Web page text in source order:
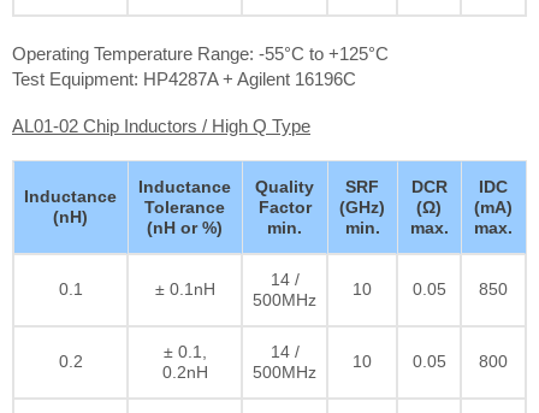
Operating Temperature Range: -55°C to +125°C
Test Equipment: HP4287A + Agilent 16196C
AL01-02 Chip Inductors / High Q Type
Inductance
(nH)
Inductance
Tolerance
(nH or %)
Quality
Factor
min.
SRF
(GHz)
min.
DCR
(Ω)
max.
IDC
(mA)
max.
0.1 ± 0.1nH
14 /
500MHz
10 0.05 850
0.2
± 0.1,
0.2nH
14 /
500MHz
10 0.05 800